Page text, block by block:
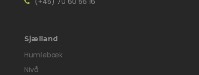
Sjælland
Humlebæk
Nivå